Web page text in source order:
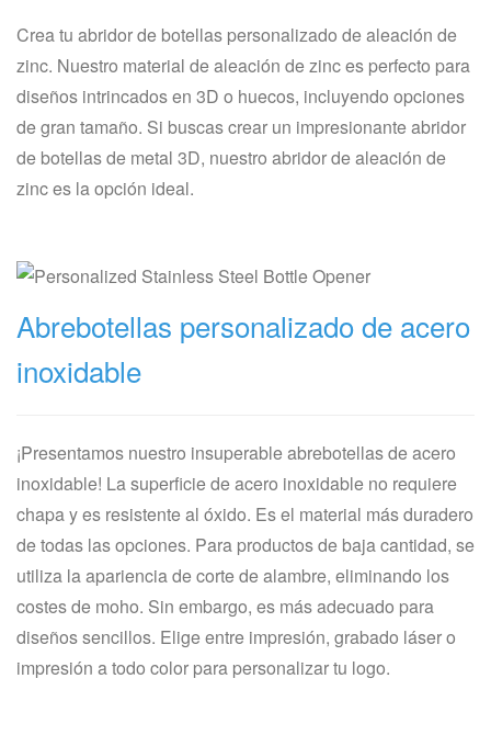
Crea tu abridor de botellas personalizado de aleación de
zinc. Nuestro material de aleación de zinc es perfecto para
diseños intrincados en 3D o huecos, incluyendo opciones
de gran tamaño. Si buscas crear un impresionante abridor
de botellas de metal 3D, nuestro abridor de aleación de
zinc es la opción ideal.
Abrebotellas personalizado de acero
inoxidable
¡Presentamos nuestro insuperable abrebotellas de acero
inoxidable! La superficie de acero inoxidable no requiere
chapa y es resistente al óxido. Es el material más duradero
de todas las opciones. Para productos de baja cantidad, se
utiliza la apariencia de corte de alambre, eliminando los
costes de moho. Sin embargo, es más adecuado para
diseños sencillos. Elige entre impresión, grabado láser o
impresión a todo color para personalizar tu logo.